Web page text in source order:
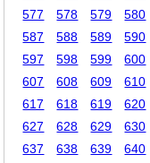
577
578 579 580
587
588 589 590
597
598 599 600
607
608 609 610
617
618 619 620
627
628 629 630
637
638 639 640